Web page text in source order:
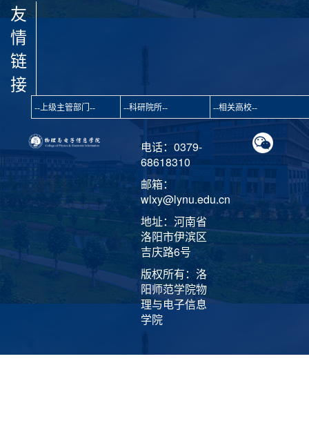
友
情
链
接
电话：0379-
68618310
邮箱：
wlxy@lynu.edu.cn
地址：河南省
洛阳市伊滨区
吉庆路6号
版权所有：洛
阳师范学院物
理与电子信息
学院